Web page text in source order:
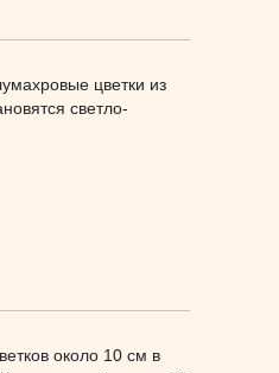
цветки из
светло-
около 10 см в